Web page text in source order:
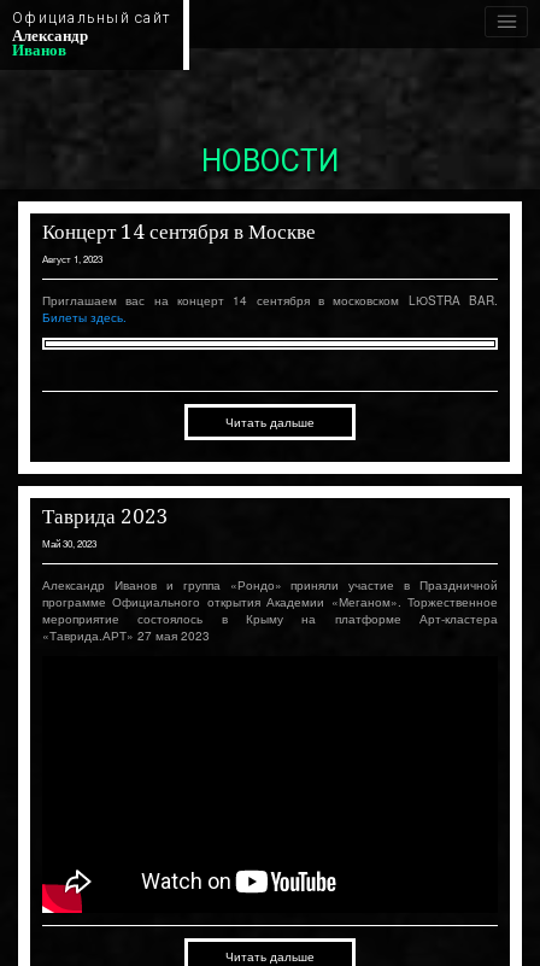
Официальный сайт
Александр
Иванов
НОВОСТИ
Концерт 14 сентября в Москве
Август 1, 2023
Приглашаем вас на концерт 14 сентября в московском LЮSTRA BAR.
Билеты здесь.
Читать дальше
Таврида 2023
Май 30, 2023
Александр Иванов и группа «Рондо» приняли участие в Праздничной
программе Официального открытия Академии «Меганом». Торжественное
мероприятие состоялось в Крыму на платформе Арт-кластера
«Таврида.АРТ» 27 мая 2023
Читать дальше